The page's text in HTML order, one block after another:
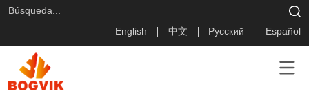
English 中文 Русский Español